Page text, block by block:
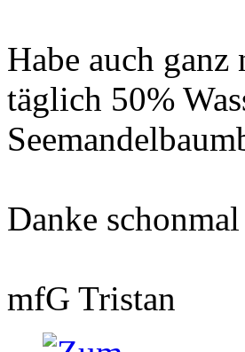
Habe auch
täglich 50%
Danke
mfG Tristan